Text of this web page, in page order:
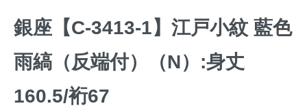
銀座【C-3413-1】江戸小紋 藍色
雨縞（反端付）（N）:身丈
160.5/裄67